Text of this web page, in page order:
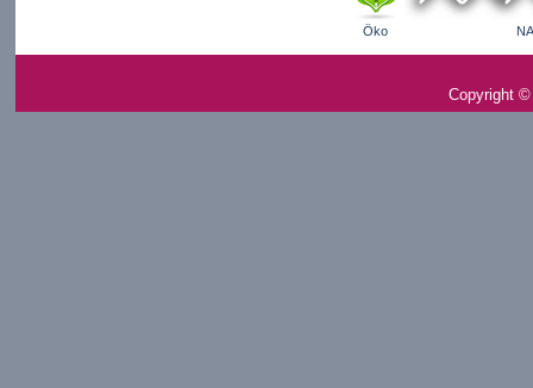
Öko
Copyright